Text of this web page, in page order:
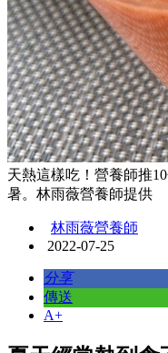
天熱這樣吃！營養師推
暑。林雨薇營養師提供
林雨薇營養師
2022-07-25
分享
傳送
A+